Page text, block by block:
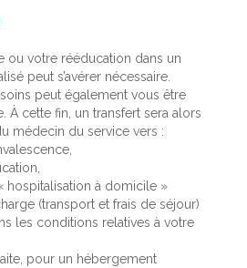
ou votre rééducation dans un
peut s’avérer nécessaire.
peut également vous être
À cette fin, un transfert sera alors
médecin du service vers :
hospitalisation à domicile »
(transport et frais de séjour)
les conditions relatives à votre
pour un hébergement